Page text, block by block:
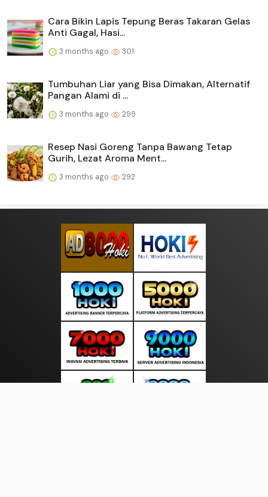
Cara Bikin Lapis Tepung Beras Takaran Gelas
Anti Gagal, Hasi...
3 months ago 301
Tumbuhan Liar yang Bisa Dimakan, Alternatif
Pangan Alami di ...
3 months ago 299
Resep Nasi Goreng Tanpa Bawang Tetap
Gurih, Lezat Aroma Ment...
3 months ago 292